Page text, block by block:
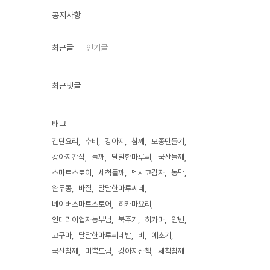
공지사항
최근글 인기글
최근댓글
태그
간단요리 추비 강아지 참깨
모종만들기
강아지간식
들깨 달달한마루씨
국산들깨
스마트스토어
세척들깨 멕시코감자
농막
완두콩
바질
달달한마루씨네
네이버스마트스토어
히카마요리
인테리어업자농부님
북주기 히카마
얌빈
고구마
달달한마루씨네밭 비
예초기
국산참깨
미쁨드림 강아지산책 세척참깨